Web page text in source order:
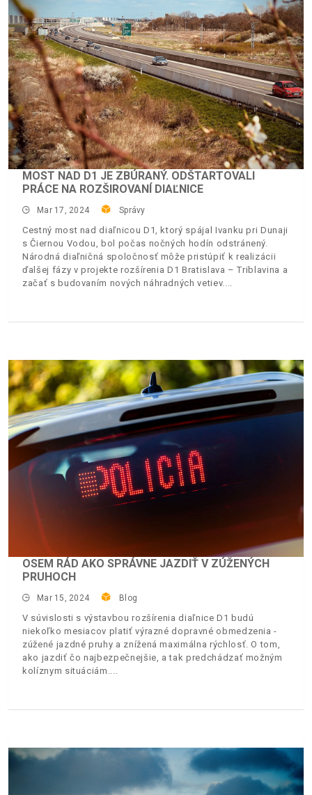
MOST NAD D1 JE ZBÚRANÝ. ODŠTARTOVALI
PRÁCE NA ROZŠIROVANÍ DIAĽNICE
Mar 17, 2024 Správy
Cestný most nad diaľnicou D1, ktorý spájal Ivanku pri Dunaji
s Čiernou Vodou, bol počas nočných hodín odstránený.
Národná diaľničná spoločnosť môže pristúpiť k realizácii
ďalšej fázy v projekte rozšírenia D1 Bratislava – Triblavina a
začať s budovaním nových náhradných vetiev.
OSEM RÁD AKO SPRÁVNE JAZDIŤ V ZÚŽENÝCH
PRUHOCH
Mar 15, 2024 Blog
V súvislosti s výstavbou rozšírenia diaľnice D1 budú
niekoľko mesiacov platiť výrazné dopravné obmedzenia -
zúžené jazdné pruhy a znížená maximálna rýchlosť. O tom,
ako jazdiť čo najbezpečnejšie, a tak predchádzať možným
kolíznym situáciám.